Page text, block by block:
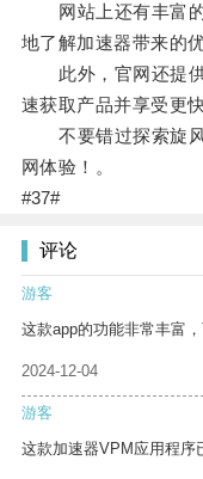
网站上还有丰富的
地了解加速器带来的
此外，官网还提供
速获取产品并享受更
不要错过探索旋风
网体验！。
#37#
评论
游客
这款app的功能非常丰富
2024-12-04
游客
这款加速器VPM应用程序